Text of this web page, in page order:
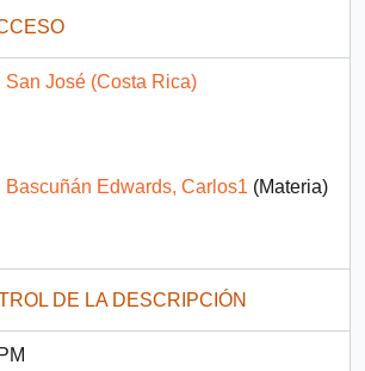
San José (Costa Rica)
Bascuñán Edwards, Carlos1 (Materia)
DE LA DESCRIPCIÓN